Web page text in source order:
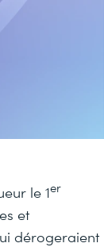
le 1er
et
dérogeraient